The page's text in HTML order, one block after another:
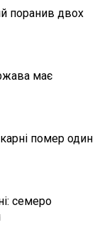
поранив двох
має
помер один
семеро